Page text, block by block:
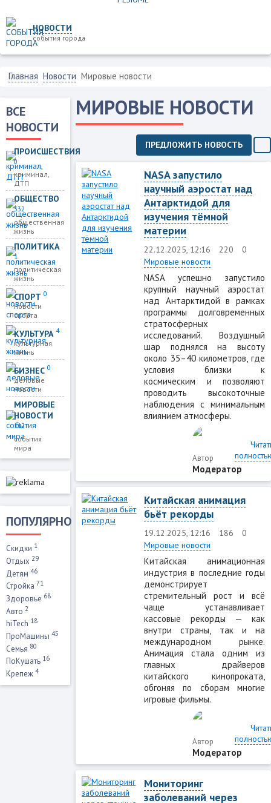
НОВОСТИ
события города
Главная Новости Мировые новости
ВСЕ
НОВОСТИ
ПРОИСШЕСТВИЯ
0
криминал,
ДТП
ОБЩЕСТВО
332
общественная
жизнь
ПОЛИТИКА
1
политическая
жизнь
СПОРТ0
новости
спорта
КУЛЬТУРА4
культурная
жизнь
БИЗНЕС0
деловые
новости
МИРОВЫЕ
НОВОСТИ
112
события
мира
ПОПУЛЯРНО
Скидки 1
Отдых 29
Детям 46
Стройка 71
Здоровье 68
Авто 2
hiTech 18
ПроМашины 45
Семья 80
ПоКушать 16
Крепеж 4
МИРОВЫЕ НОВОСТИ
ПРЕДЛОЖИТЬ НОВОСТЬ
NASA запустило
научный аэростат над
Антарктидой для
изучения тёмной
материи
22.12.2025, 12:16 220
0
Мировые новости
NASA успешно запустило
крупный научный аэростат
над Антарктидой в рамках
программы долговременных
стратосферных
исследований. Воздушный
шар поднялся на высоту
около 35–40 километров, где
условия близки к
космическим и позволяют
проводить высокоточные
наблюдения с минимальным
влиянием атмосферы.
Автор
Модератор
Китайская анимация
бьёт рекорды
19.12.2025, 12:16 186
0
Мировые новости
Китайская анимационная
индустрия в последние годы
демонстрирует
стремительный рост и всё
чаще устанавливает
кассовые рекорды — как
внутри страны, так и на
международном рынке.
Анимация стала одним из
главных драйверов
китайского кинопроката,
обгоняя по сборам многие
игровые фильмы.
Автор
Модератор
Мониторинг
заболеваний через